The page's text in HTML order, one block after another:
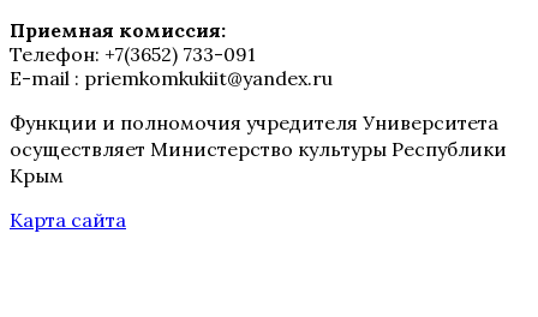
Приемная комиссия:
Телефон: +7(3652) 733-091
E-mail : priemkomkukiit@yandex.ru
Функции и полномочия учредителя Университета
осуществляет Министерство культуры Республики
Крым
Карта сайта